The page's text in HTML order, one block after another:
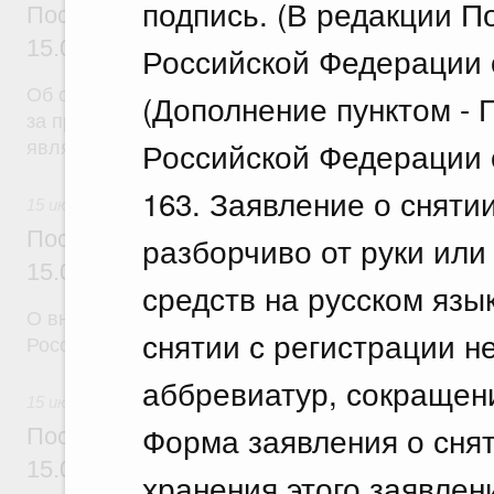
подпись. (В редакции
Российской
(Дополнение пунктом -
Российской
163. Заявление о
разборчиво от руки
средств на русском
снятии с регистрации
аббревиатур,
Форма заявления о
Постановление Правительства
15.07.2026 г. № 892
Об отмене тарифной квоты на вывоз
за пределы территории Российской Федерации в
являющиеся членами Евразийского
Постановление Правительства
15.07.2026 г. № 894
О внесении изменений в некоторые акты
Российской Федерации
Постановление Правительства
15.07.2026 г. № 895